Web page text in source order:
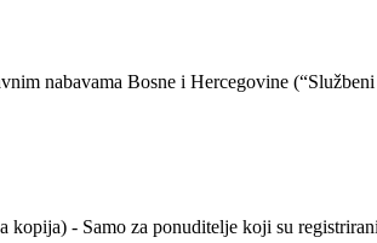
nabavama Bosne i Hercegovine
- Samo za ponuditelje koji su